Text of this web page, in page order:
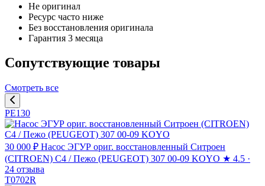
Не оригинал
Ресурс часто ниже
Без восстановления оригинала
Гарантия 3 месяца
Сопутствующие товары
Смотреть все
PE130
30 000 ₽ Насос ЭГУР ориг. восстановленный Ситроен
(CITROEN) C4 / Пежо (PEUGEOT) 307 00-09 KOYO ★ 4.5 ·
24 отзыва
T0702R